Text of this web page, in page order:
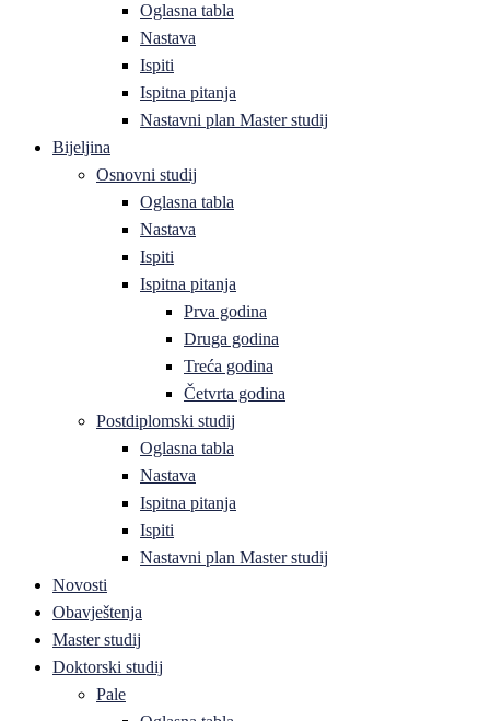
Oglasna tabla
Nastava
Ispiti
Ispitna pitanja
Nastavni plan Master studij
Bijeljina
Osnovni studij
Oglasna tabla
Nastava
Ispiti
Ispitna pitanja
Prva godina
Druga godina
Treća godina
Četvrta godina
Postdiplomski studij
Oglasna tabla
Nastava
Ispitna pitanja
Ispiti
Nastavni plan Master studij
Novosti
Obavještenja
Master studij
Doktorski studij
Pale